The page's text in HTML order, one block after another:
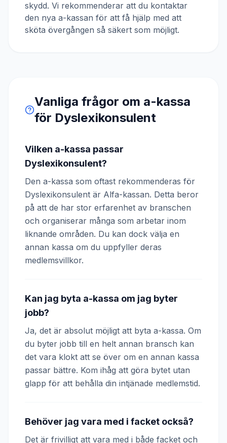
skydd. Vi rekommenderar att du kontaktar
den nya a-kassan för att få hjälp med att
sköta övergången så säkert som möjligt.
Vanliga frågor om a-kassa
för Dyslexikonsulent
Vilken a-kassa passar
Dyslexikonsulent?
Den a-kassa som oftast rekommenderas för
Dyslexikonsulent är Alfa-kassan. Detta beror
på att de har stor erfarenhet av branschen
och organiserar många som arbetar inom
liknande områden. Du kan dock välja en
annan kassa om du uppfyller deras
medlemsvillkor.
Kan jag byta a-kassa om jag byter
jobb?
Ja, det är absolut möjligt att byta a-kassa. Om
du byter jobb till en helt annan bransch kan
det vara klokt att se över om en annan kassa
passar bättre. Kom ihåg att göra bytet utan
glapp för att behålla din intjänade medlemstid.
Behöver jag vara med i facket också?
Det är frivilligt att vara med i både facket och